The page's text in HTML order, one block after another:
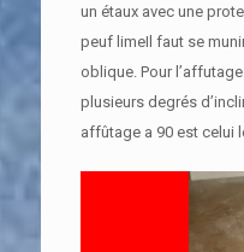
un étaux avec une
peuf limeIl faut se
oblique. Pour
plusieurs degrés
affûtage a 90 est celui